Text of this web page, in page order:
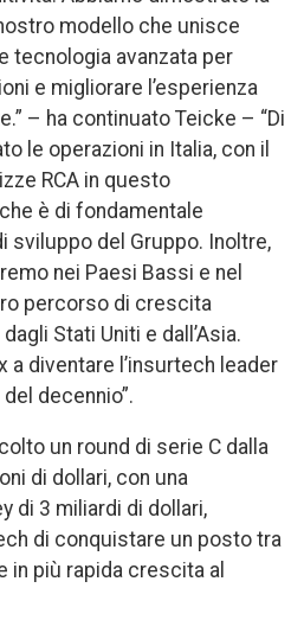
modello che unisce
tecnologia avanzata per
e migliorare l’esperienza
– ha continuato Teicke – “Di
le operazioni in Italia, con il
RCA in questo
è di fondamentale
sviluppo del Gruppo. Inoltre,
nei Paesi Bassi e nel
percorso di crescita
Stati Uniti e dall’Asia.
diventare l’insurtech leader
decennio”.
un round di serie C dalla
di dollari, con una
di 3 miliardi di dollari,
di conquistare un posto tra
in più rapida crescita al